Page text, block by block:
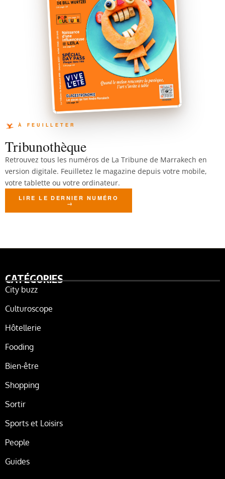
Tribunothèque
Retrouvez tous les numéros de La Tribune de Marrakech en
version digitale. Feuilletez le magazine depuis votre mobile,
votre tablette ou votre ordinateur.
LIRE LE DERNIER NUMÉRO
CATÉGORIES
City buzz
Culturoscope
Hôtellerie
Fooding
Bien-être
Shopping
Sortir
Sports et Loisirs
People
Guides